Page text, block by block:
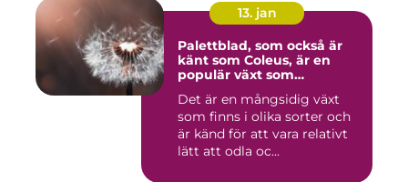
13. jan
Palettblad, som också är
känt som Coleus, är en
populär växt som
färgglada och mönstrade
blad
Det är en mångsidig växt
som finns i olika sorter och
är känd för att vara relativt
lätt att odla oc...